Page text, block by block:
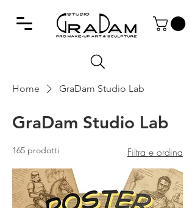
Home GraDam Studio Lab
GraDam Studio Lab
165 prodotti Filtra e ordina